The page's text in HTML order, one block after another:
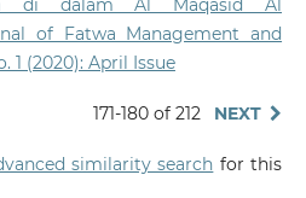
di dalam Al Maqasid Al
of Fatwa Management and
1 (2020): April Issue
171-180 of 212 NEXT
similarity search for this